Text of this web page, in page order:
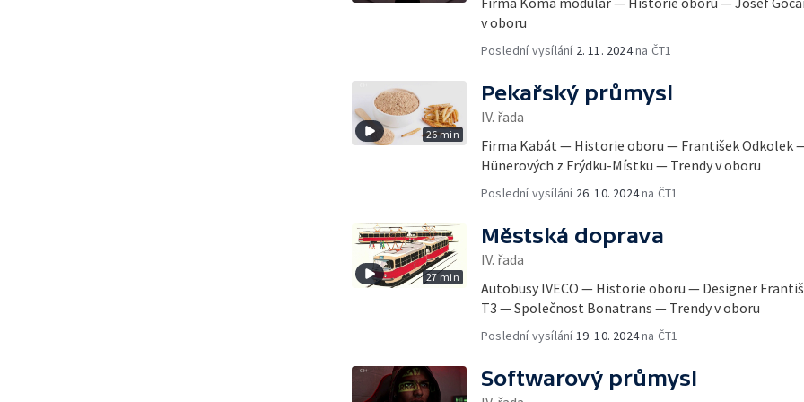
v oboru
Poslední vysílání 2. 11. 2024na ČT1
26 min
Pekařský průmysl
IV. řada
Firma Kabát — Historie oboru — František Odkolek
Hünerových z Frýdku-Místku — Trendy v oboru
Poslední vysílání 26. 10. 2024na ČT1
27 min
Městská doprava
IV. řada
Autobusy IVECO — Historie oboru — Designer
T3 — Společnost Bonatrans — Trendy v oboru
Poslední vysílání19. 10. 2024na ČT1
Softwarový průmysl